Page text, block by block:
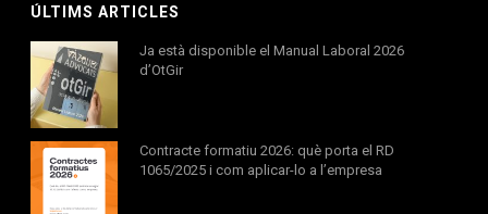
ÚLTIMS ARTICLES
Ja està disponible el Manual Laboral 2026
d’OtGir
Contracte formatiu 2026: què porta el RD
1065/2025 i com aplicar-lo a l’empresa